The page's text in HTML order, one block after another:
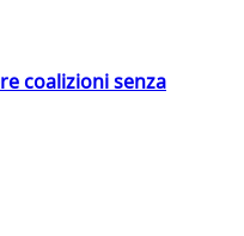
coalizioni senza